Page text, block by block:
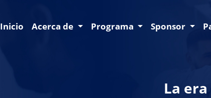
Inicio Acerca de Programa Sponsor
La